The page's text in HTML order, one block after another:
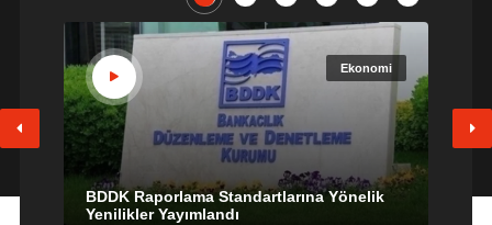
BDDK Raporlama Standartlarına Yönelik
Yenilikler Yayımlandı
Ekonomi